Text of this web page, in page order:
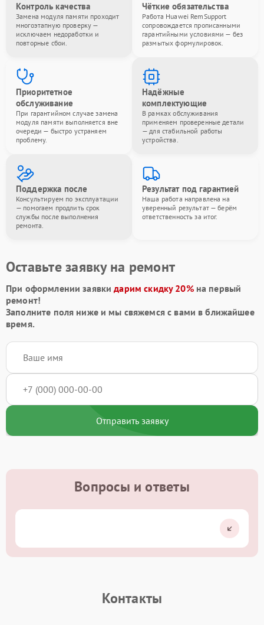
Контроль качества
Замена модуля памяти проходит
многоэтапную проверку —
исключаем недоработки и
повторные сбои.
Чёткие обязательства
Работа Huawei RemSupport
сопровождается прописанными
гарантийными условиями — без
размытых формулировок.
Приоритетное
обслуживание
При гарантийном случае замена
модуля памяти выполняется вне
очереди — быстро устраняем
проблему.
Надёжные
комплектующие
В рамках обслуживания
применяем проверенные детали
— для стабильной работы
устройства.
Поддержка после
Консультируем по эксплуатации
— помогаем продлить срок
службы после выполнения
ремонта.
Результат под гарантией
Наша работа направлена на
уверенный результат — берём
ответственность за итог.
Оставьте заявку на ремонт
При оформлении заявкидарим скидку 20%на первый
ремонт!
Заполните поля ниже и мы свяжемся с вами в ближайшее
время.
Отправить заявку
Вопросы и ответы
Контакты